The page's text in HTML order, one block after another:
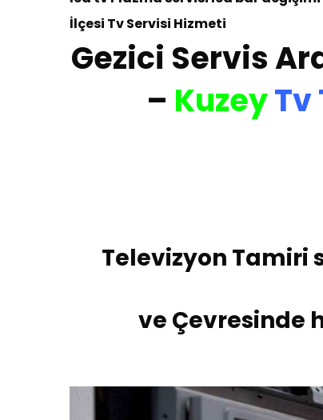
İlçesi Tv Servisi Hizmeti
Gezici Servis
– KuzeyTv
Televizyon Tamiri
ve Çevresinde